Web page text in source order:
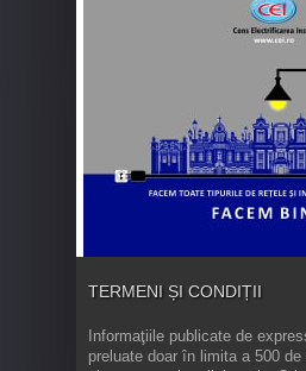
TERMENI ȘI CONDIȚII
Informaţiile publicate de
preluate doar în limita a 500